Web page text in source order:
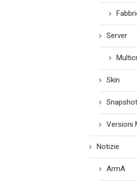
Server
Skin
Snapshot
Versioni
Notizie
ArmA